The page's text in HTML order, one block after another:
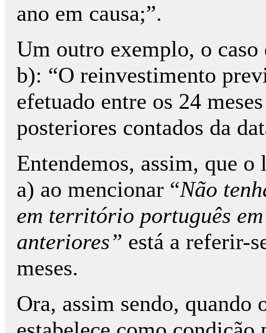
ano em causa;”.
Um outro exemplo, o caso
b): “O reinvestimento
efetuado entre os 24
posteriores contados da
Entendemos, assim, que o
a) ao mencionar “Não
em território português
anteriores” está a referir-
meses.
Ora, assim sendo,